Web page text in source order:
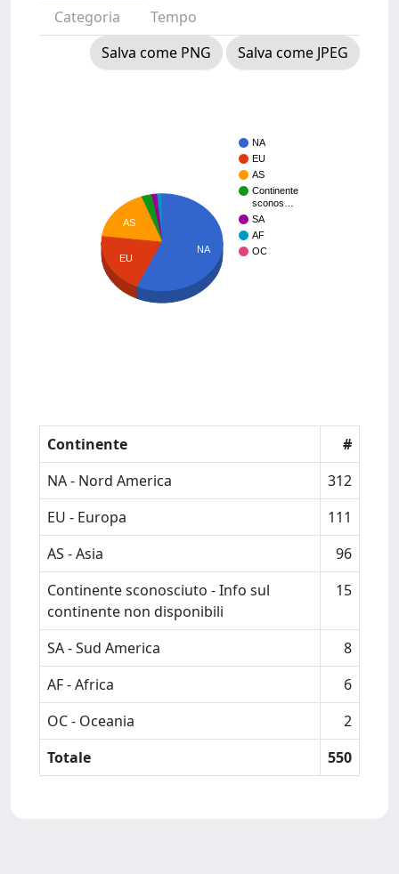
Categoria
Tempo
Salva come PNG
Salva come JPEG
NA
EU
AS
Continente
sconos…
SA
AF
OC
AS
EU
NA
Continente
#
NA - Nord America
312
EU - Europa
111
AS - Asia
96
Continente sconosciuto - Info sul
continente non disponibili
15
SA - Sud America
8
AF - Africa
6
OC - Oceania
2
Totale
550